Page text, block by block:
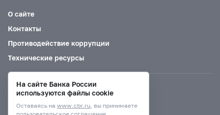
О сайте
Контакты
Противодействие коррупции
Технические ресурсы
Версия для слабовидящих
На сайте Банка России
используются файлы cookie
Оставаясь на www.cbr.ru, вы принимаете